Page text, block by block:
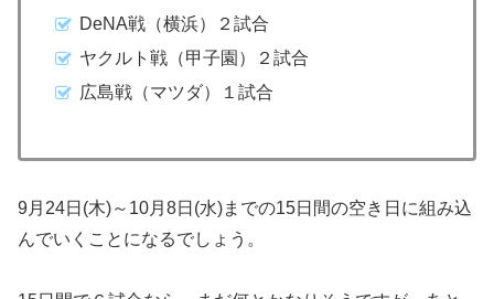
DeNA戦（横浜）２試合
ヤクルト戦（甲子園）２試合
広島戦（マツダ）１試合
9月24日(木)～10月8日(水)までの15日間の空き日に組み込
んでいくことになるでしょう。